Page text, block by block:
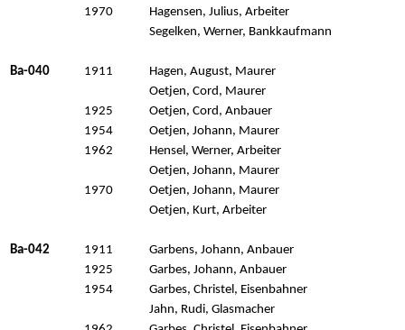
1970
Hagensen, Julius, Arbeiter
Segelken, Werner, Bankkaufmann
Ba-040 1911
Hagen, August, Maurer
Oetjen, Cord, Maurer
1925
Oetjen, Cord, Anbauer
1954
Oetjen, Johann, Maurer
1962
Hensel, Werner, Arbeiter
Oetjen, Johann, Maurer
1970
Oetjen, Johann, Maurer
Oetjen, Kurt, Arbeiter
Ba-042 1911
Garbens, Johann, Anbauer
1925
Garbes, Johann, Anbauer
1954
Garbes, Christel, Eisenbahner
Jahn, Rudi, Glasmacher